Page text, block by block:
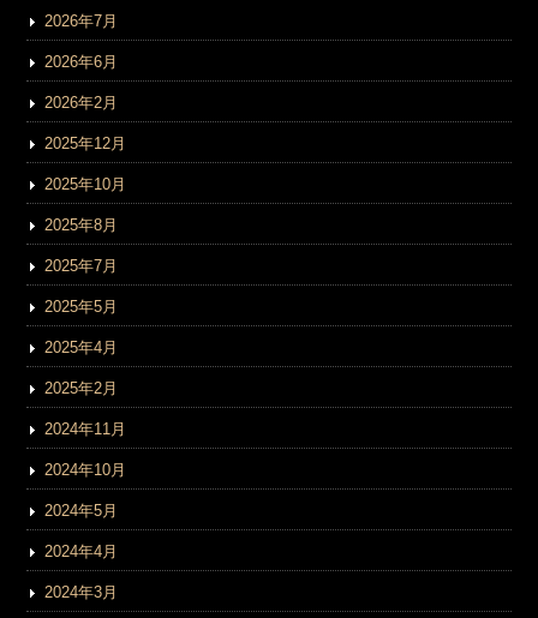
2026年7月
2026年6月
2026年2月
2025年12月
2025年10月
2025年8月
2025年7月
2025年5月
2025年4月
2025年2月
2024年11月
2024年10月
2024年5月
2024年4月
2024年3月